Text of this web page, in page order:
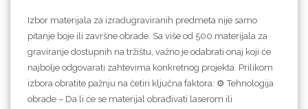
Izbor materijala za izradugraviranih predmeta nije samo
pitanje boje ili završne obrade. Sa više od 500 materijala za
graviranje dostupnih na tržištu, važno je odabrati onaj koji će
najbolje odgovarati zahtevima konkretnog projekta. Prilikom
izbora obratite pažnju na četiri ključna faktora: ⚙️ Tehnologija
obrade – Da li će se materijal obrađivati laserom ili